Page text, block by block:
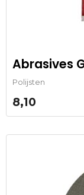
Abrasives
Polijsten
8,10